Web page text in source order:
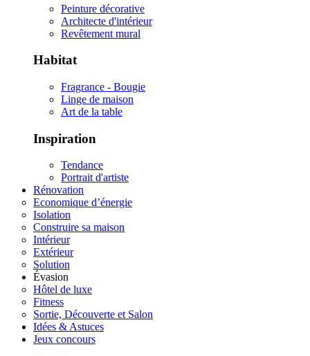
Peinture décorative
Architecte d'intérieur
Revêtement mural
Habitat
Fragrance - Bougie
Linge de maison
Art de la table
Inspiration
Tendance
Portrait d'artiste
Rénovation
Economique d’énergie
Isolation
Construire sa maison
Intérieur
Extérieur
Solution
Évasion
Hôtel de luxe
Fitness
Sortie, Découverte et Salon
Idées & Astuces
Jeux concours